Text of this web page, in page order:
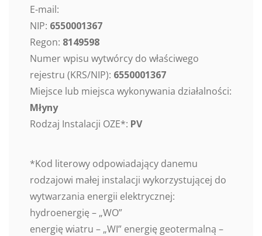
E-mail:
NIP: 6550001367
Regon: 8149598
Numer wpisu wytwórcy do właściwego
rejestru (KRS/NIP): 6550001367
Miejsce lub miejsca wykonywania działalności:
Młyny
Rodzaj Instalacji OZE*: PV
*Kod literowy odpowiadający danemu
rodzajowi małej instalacji wykorzystującej do
wytwarzania energii elektrycznej:
hydroenergię – „WO”
energię wiatru – „WI” energię geotermalną –